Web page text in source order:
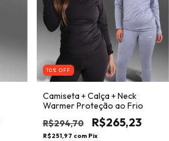
10 % OFF
Camiseta + Calça + Neck
Warmer Proteção ao Frio
R$294,70
R$265,23
R$251,97 com Pix